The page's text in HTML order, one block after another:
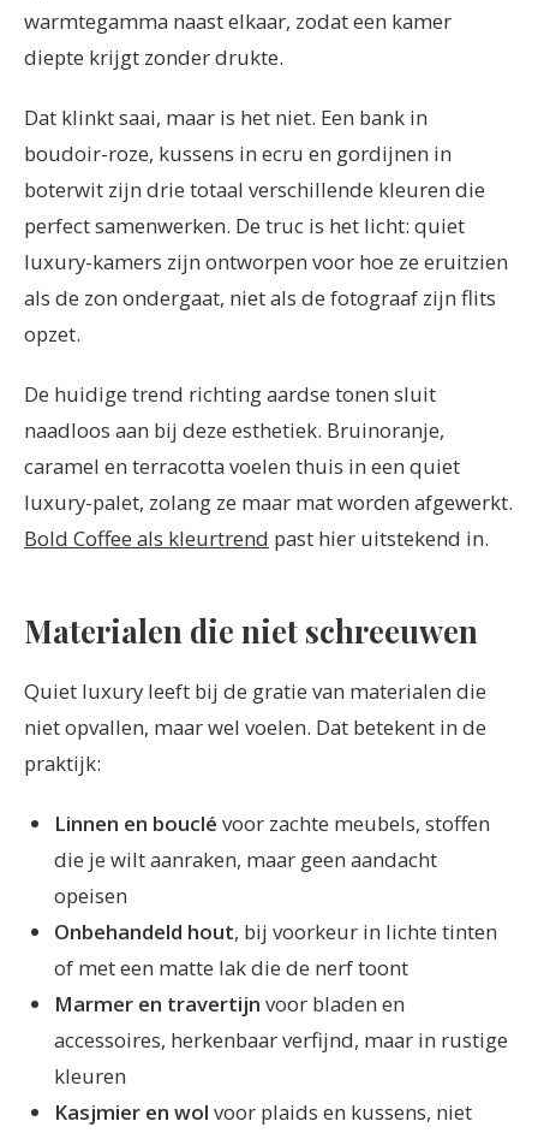
warmtegamma naast elkaar, zodat een kamer
diepte krijgt zonder drukte.
Dat klinkt saai, maar is het niet. Een bank in
boudoir-roze, kussens in ecru en gordijnen in
boterwit zijn drie totaal verschillende kleuren die
perfect samenwerken. De truc is het licht: quiet
luxury-kamers zijn ontworpen voor hoe ze eruitzien
als de zon ondergaat, niet als de fotograaf zijn flits
opzet.
De huidige trend richting aardse tonen sluit
naadloos aan bij deze esthetiek. Bruinoranje,
caramel en terracotta voelen thuis in een quiet
luxury-palet, zolang ze maar mat worden afgewerkt.
Bold Coffee als kleurtrend past hier uitstekend in.
Materialen die niet schreeuwen
Quiet luxury leeft bij de gratie van materialen die
niet opvallen, maar wel voelen. Dat betekent in de
praktijk:
Linnen en bouclé voor zachte meubels, stoffen
die je wilt aanraken, maar geen aandacht
opeisen
Onbehandeld hout, bij voorkeur in lichte tinten
of met een matte lak die de nerf toont
Marmer en travertijn voor bladen en
accessoires, herkenbaar verfijnd, maar in rustige
kleuren
Kasjmier en wol voor plaids en kussens, niet